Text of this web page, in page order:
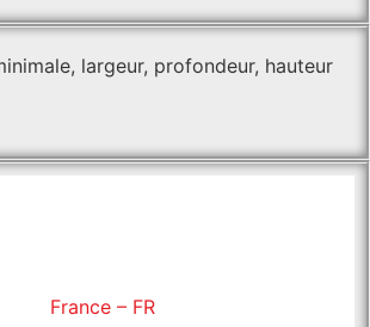
largeur, profondeur, hauteur
France – FR